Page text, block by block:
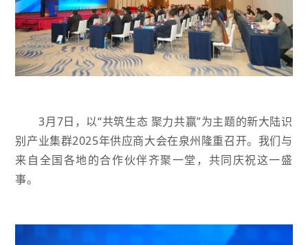
3月7日，以“共筑生态 聚力共赢”为主题的新大陆识
别产业集群2025年供应商大会在泉州隆重召开。我们与
来自全国各地的合作伙伴齐聚一堂，共同庆祝这一盛
事。